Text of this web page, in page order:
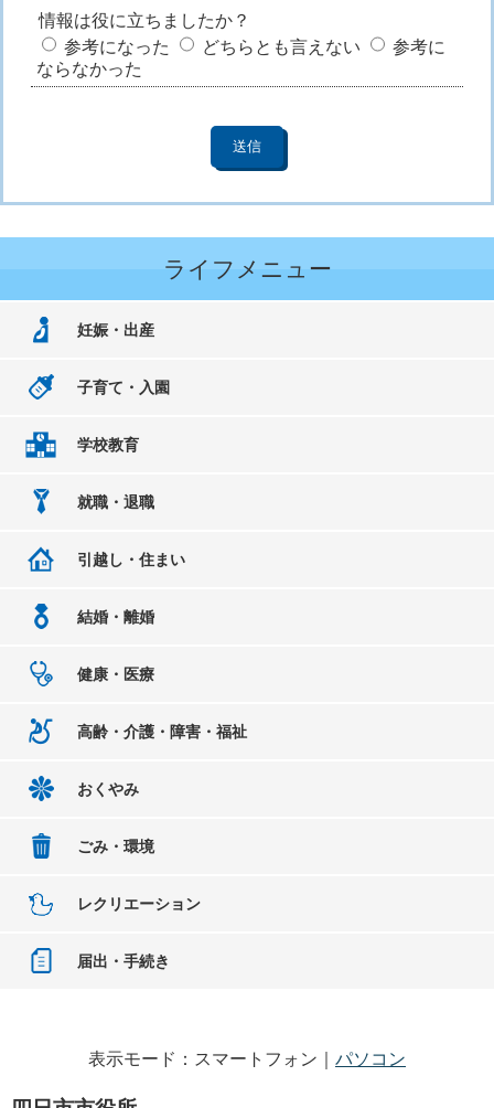
情報は役に立ちましたか？
参考になった
どちらとも言えない
参考に
ならなかった
ライフメニュー
妊娠・出産
子育て・入園
学校教育
就職・退職
引越し・住まい
結婚・離婚
健康・医療
高齢・介護・障害・福祉
おくやみ
ごみ・環境
レクリエーション
届出・手続き
表示モード：スマートフォン｜ パソコン